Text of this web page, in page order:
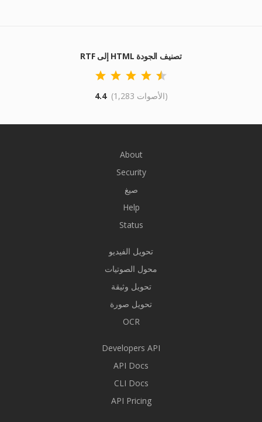
RTF إلى HTML تصنيف الجودة
4.4 (1,283 الأصوات)
About
Security
صيغ
Help
Status
تحويل الفيديو
محول الصوتيات
تحويل وثيقة
تحويل صورة
OCR
Developers API
API Docs
CLI Docs
API Pricing